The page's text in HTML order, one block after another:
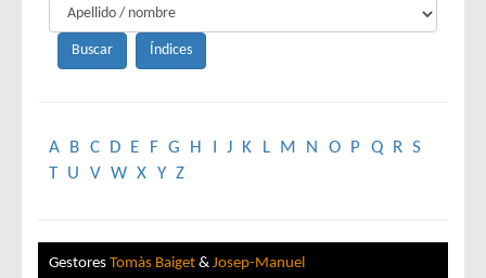
A B C D E F G H J K L M N O P Q R S
T U V W X Y Z
Gestores Tomàs Baiget & Josep-Manuel